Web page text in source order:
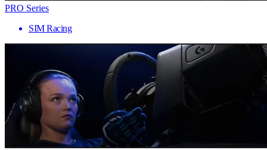
PRO Series
SIM Racing